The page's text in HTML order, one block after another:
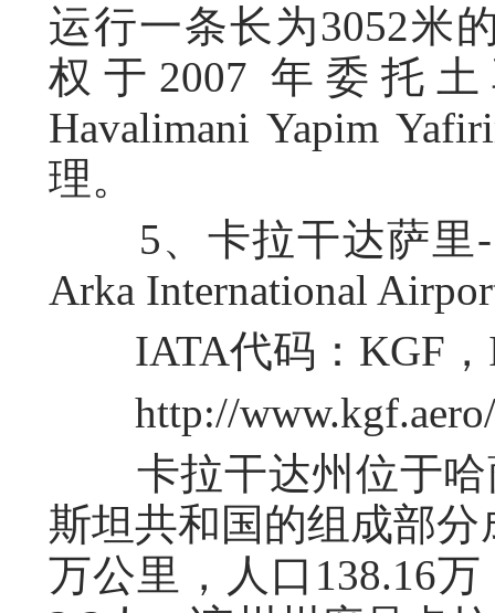
运行一条长为3052米
权于2007 年委托土
Havalimani Yapim
理。
5、卡拉干达萨里-
Arka International
IATA代码：KGF，
http://www.kgf.aero/
卡拉干达州位于哈
斯坦共和国的组成部分
万公里，人口138.16